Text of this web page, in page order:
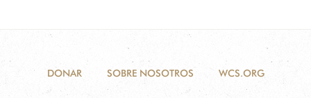
DONAR SOBRE NOSOTROS WCS.ORG